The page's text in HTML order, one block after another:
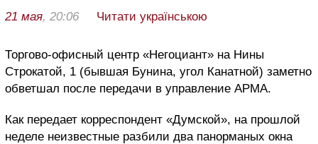
21 мая, 20:06 Читати українською
Торгово-офисный центр «Негоциант» на Нины
Строкатой, 1 (бывшая Бунина, угол Канатной) заметно
обветшал после передачи в управление АРМА.
Как передает корреспондент «Думской», на прошлой
неделе неизвестные разбили два панорманых окна